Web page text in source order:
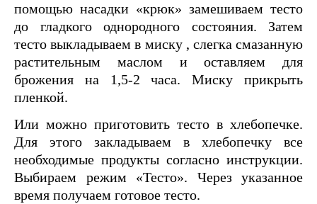
помощью насадки «крюк» замешиваем тесто
до гладкого однородного состояния. Затем
тесто выкладываем в миску , слегка смазанную
растительным маслом и оставляем для
брожения на 1,5-2 часа. Миску прикрыть
пленкой.
Или можно приготовить тесто в хлебопечке.
Для этого закладываем в хлебопечку все
необходимые продукты согласно инструкции.
Выбираем режим «Тесто». Через указанное
время получаем готовое тесто.